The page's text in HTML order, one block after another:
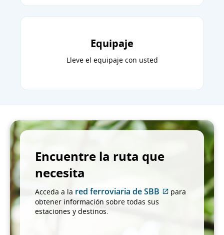
Equipaje
Lleve el equipaje con usted
Encuentre la ruta que
necesita
Acceda a la red ferroviaria de SBB
Sitio
para
obtener información sobre todas sus
estaciones y destinos.